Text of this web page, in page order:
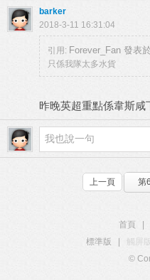
barker
2018-3-11 16:31:04
引用: Forever_Fan 發表
只係我隊太多水貨
昨晚英超重點係韋斯
上一頁 第
首頁
標準版
觸屏版
©